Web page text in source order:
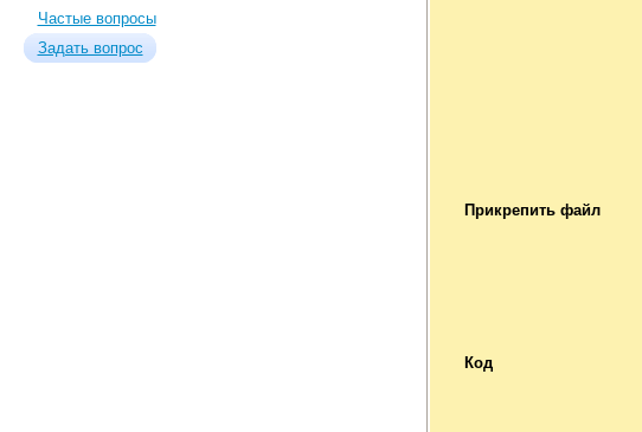
Частые вопросы
Задать вопрос
Прикрепить файл
Код